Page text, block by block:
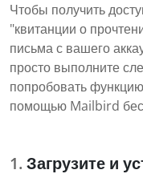
Чтобы получить
"квитанции о
письма с вашего
просто выполните
попробовать
помощью Mailbird
Загрузите и